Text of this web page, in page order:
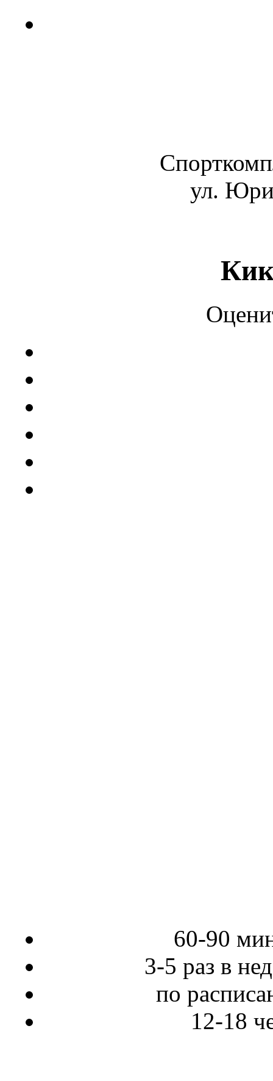
ул.
60-90
3-5 раз в
по
12-18